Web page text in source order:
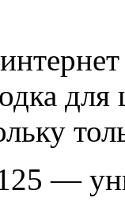
для
—